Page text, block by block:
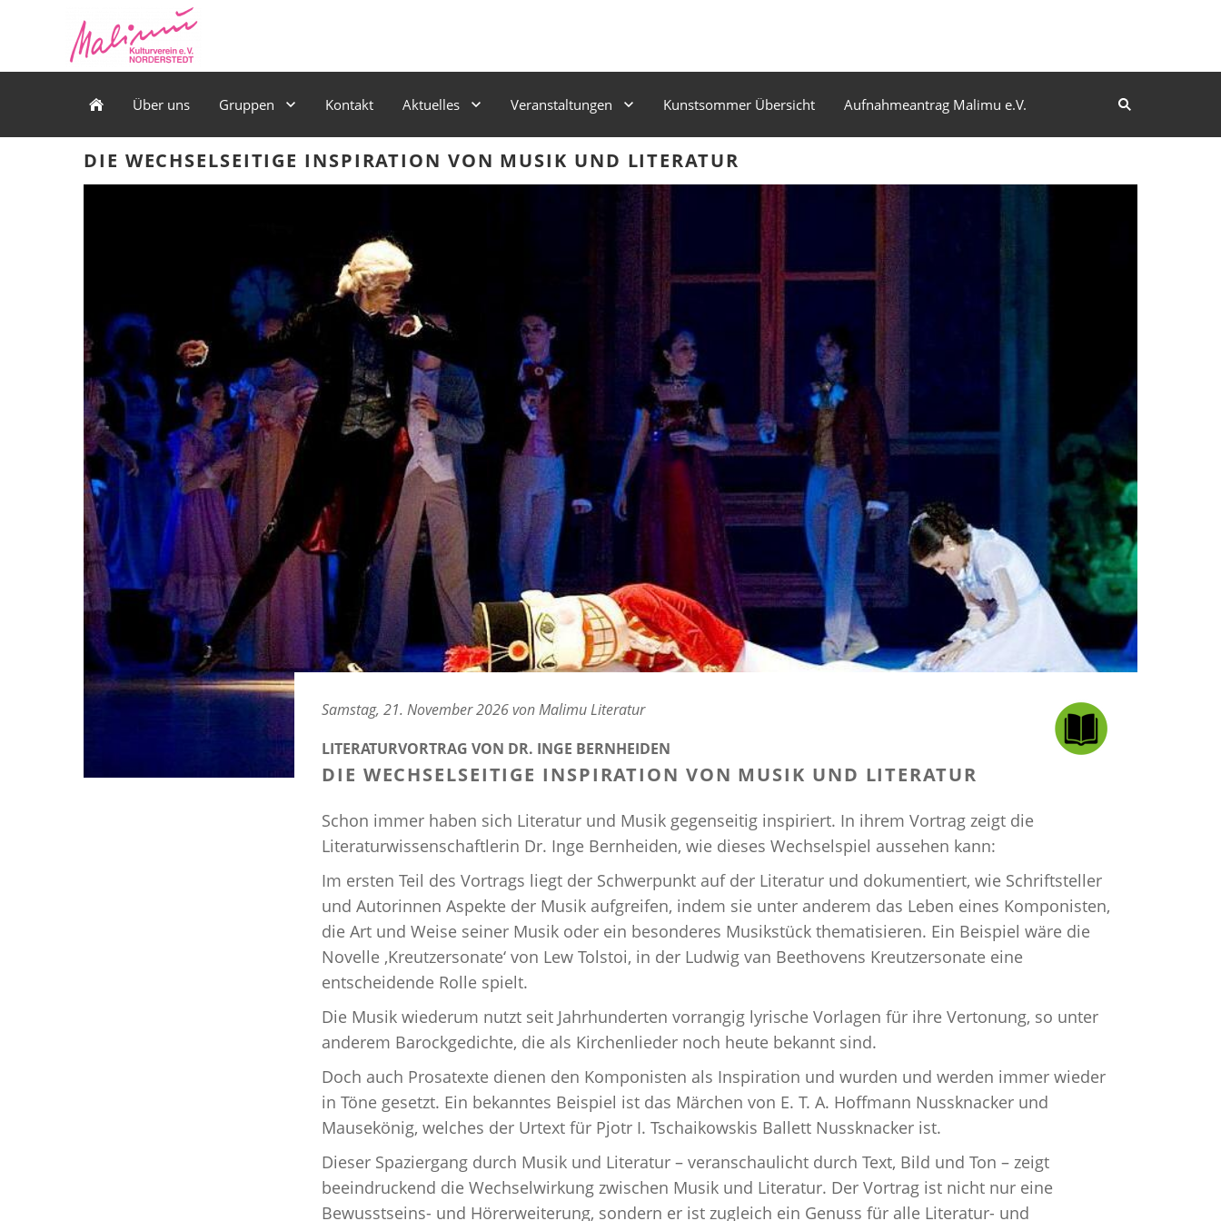
Über uns Gruppen Kontakt Aktuelles Veranstaltungen Kunstsommer Übersicht Aufnahmeantrag Malimu e.V.
DIE WECHSELSEITIGE INSPIRATION VON MUSIK UND LITERATUR
Samstag, 21. November 2026 von Malimu Literatur
LITERATURVORTRAG VON DR. INGE BERNHEIDEN
DIE WECHSELSEITIGE INSPIRATION VON MUSIK UND LITERATUR
Schon immer haben sich Literatur und Musik gegenseitig inspiriert. In ihrem Vortrag zeigt die
Literaturwissenschaftlerin Dr. Inge Bernheiden, wie dieses Wechselspiel aussehen kann:
Im ersten Teil des Vortrags liegt der Schwerpunkt auf der Literatur und dokumentiert, wie Schriftsteller
und Autorinnen Aspekte der Musik aufgreifen, indem sie unter anderem das Leben eines Komponisten,
die Art und Weise seiner Musik oder ein besonderes Musikstück thematisieren. Ein Beispiel wäre die
Novelle ‚Kreutzersonate‘ von Lew Tolstoi, in der Ludwig van Beethovens Kreutzersonate eine
entscheidende Rolle spielt.
Die Musik wiederum nutzt seit Jahrhunderten vorrangig lyrische Vorlagen für ihre Vertonung, so unter
anderem Barockgedichte, die als Kirchenlieder noch heute bekannt sind.
Doch auch Prosatexte dienen den Komponisten als Inspiration und wurden und werden immer wieder
in Töne gesetzt. Ein bekanntes Beispiel ist das Märchen von E. T. A. Hoffmann Nussknacker und
Mausekönig, welches der Urtext für Pjotr I. Tschaikowskis Ballett Nussknacker ist.
Dieser Spaziergang durch Musik und Literatur – veranschaulicht durch Text, Bild und Ton – zeigt
beeindruckend die Wechselwirkung zwischen Musik und Literatur. Der Vortrag ist nicht nur eine
Bewusstseins- und Hörerweiterung, sondern er ist zugleich ein Genuss für alle Literatur- und